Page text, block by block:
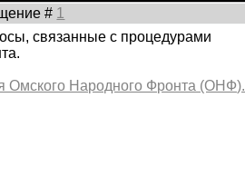
# 1
связанные с процедурами
Омского Народного Фронта (ОНФ).